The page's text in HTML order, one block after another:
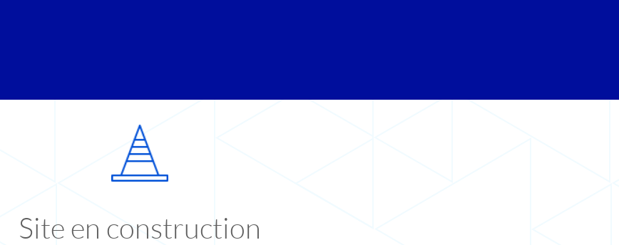
Site en construction